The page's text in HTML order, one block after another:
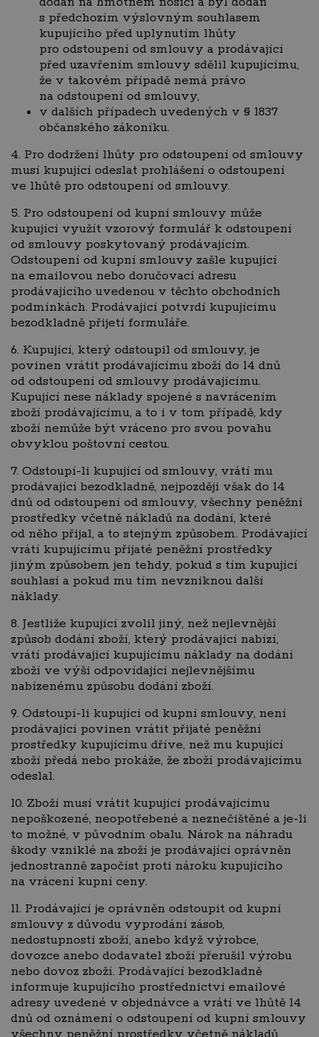
s předchozím výslovným souhlasem
kupujícího před uplynutím lhůty
pro odstoupení od smlouvy a prodávající
před uzavřením smlouvy sdělil kupujícímu,
že v takovém případě nemá právo
na odstoupení od smlouvy,
v dalších případech uvedených v § 1837
občanského zákoníku.
4. Pro dodržení lhůty pro odstoupení od smlouvy
musí kupující odeslat prohlášení o odstoupení
ve lhůtě pro odstoupení od smlouvy.
5. Pro odstoupení od kupní smlouvy může
kupující využít vzorový formulář k odstoupení
od smlouvy poskytovaný prodávajícím.
Odstoupení od kupní smlouvy zašle kupující
na emailovou nebo doručovací adresu
prodávajícího uvedenou v těchto obchodních
podmínkách. Prodávající potvrdí kupujícímu
bezodkladně přijetí formuláře.
6. Kupující, který odstoupil od smlouvy, je
povinen vrátit prodávajícímu zboží do 14 dnů
od odstoupení od smlouvy prodávajícímu.
Kupující nese náklady spojené s navrácením
zboží prodávajícímu, a to i v tom případě, kdy
zboží nemůže být vráceno pro svou povahu
obvyklou poštovní cestou.
7. Odstoupí-li kupující od smlouvy, vrátí mu
prodávající bezodkladně, nejpozději však do 14
dnů od odstoupení od smlouvy, všechny peněžní
prostředky včetně nákladů na dodání, které
od něho přijal, a to stejným způsobem. Prodávající
vrátí kupujícímu přijaté peněžní prostředky
jiným způsobem jen tehdy, pokud s tím kupující
souhlasí a pokud mu tím nevzniknou další
náklady.
8. Jestliže kupující zvolil jiný, než nejlevnější
způsob dodání zboží, který prodávající nabízí,
vrátí prodávající kupujícímu náklady na dodání
zboží ve výši odpovídající nejlevnějšímu
nabízenému způsobu dodání zboží.
9. Odstoupí-li kupující od kupní smlouvy, není
prodávající povinen vrátit přijaté peněžní
prostředky kupujícímu dříve, než mu kupující
zboží předá nebo prokáže, že zboží prodávajícímu
odeslal.
10. Zboží musí vrátit kupující prodávajícímu
nepoškozené, neopotřebené a neznečištěné a je-li
to možné, v původním obalu. Nárok na náhradu
škody vzniklé na zboží je prodávající oprávněn
jednostranně započíst proti nároku kupujícího
na vrácení kupní ceny.
11. Prodávající je oprávněn odstoupit od kupní
smlouvy z důvodu vyprodání zásob,
nedostupnosti zboží, anebo když výrobce,
dovozce anebo dodavatel zboží přerušil výrobu
nebo dovoz zboží. Prodávající bezodkladně
informuje kupujícího prostřednictví emailové
adresy uvedené v objednávce a vrátí ve lhůtě 14
dnů od oznámení o odstoupení od kupní smlouvy